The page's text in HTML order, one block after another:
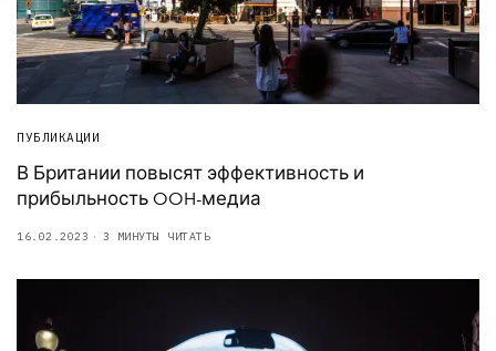
ПУБЛИКАЦИИ
В Британии повысят эффективность и
прибыльность OOH-медиа
16.02.2023 3 МИНУТЫ ЧИТАТЬ